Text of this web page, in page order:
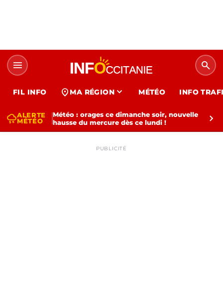
menu search
FIL INFO location_on MA RÉGION expand_more MÉTÉO INFO
thunderstormALERTE
MÉTÉO
Météo : orages ce dimanche soir, nouvelle
hausse du mercure dès ce lundi !
chevron_right
PUBLICITÉ